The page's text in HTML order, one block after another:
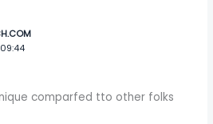
comparfed tto other folks